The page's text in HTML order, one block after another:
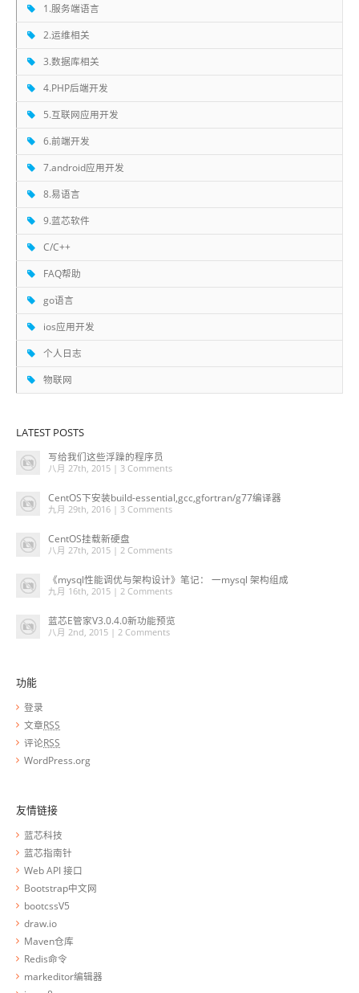
1.服务端语言
2.运维相关
3.数据库相关
4.PHP后端开发
5.互联网应用开发
6.前端开发
7.android应用开发
8.易语言
9.蓝芯软件
C/C++
FAQ帮助
go语言
ios应用开发
个人日志
物联网
LATEST POSTS
写给我们这些浮躁的程序员
八月 27th, 2015 | 3 Comments
CentOS下安装build-essential,gcc,gfortran/g77编译器
九月 29th, 2016 | 3 Comments
CentOS挂载新硬盘
八月 27th, 2015 | 2 Comments
《mysql性能调优与架构设计》笔记： 一mysql 架构组成
九月 16th, 2015 | 2 Comments
蓝芯E管家V3.0.4.0新功能预览
八月 2nd, 2015 | 2 Comments
功能
登录
文章RSS
评论RSS
WordPress.org
友情链接
蓝芯科技
蓝芯指南针
Web API 接口
Bootstrap中文网
bootcssV5
draw.io
Maven仓库
Redis命令
markeditor编辑器